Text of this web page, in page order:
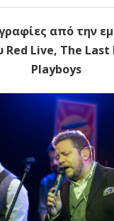
από την
Red Live, The
Playboys